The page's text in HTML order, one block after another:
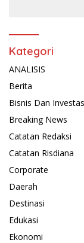
Kategori
ANALISIS
Berita
Bisnis Dan
Breaking News
Catatan Redaksi
Catatan Risdiana
Corporate
Daerah
Destinasi
Edukasi
Ekonomi